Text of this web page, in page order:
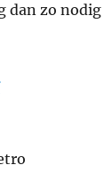
dan zo nodig